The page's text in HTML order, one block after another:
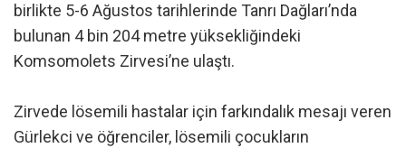
birlikte 5-6 Ağustos tarihlerinde Tanrı Dağları’nda
bulunan 4 bin 204 metre yüksekliğindeki
Komsomolets Zirvesi’ne ulaştı.
Zirvede lösemili hastalar için farkındalık mesajı veren
Gürlekci ve öğrenciler, lösemili çocukların